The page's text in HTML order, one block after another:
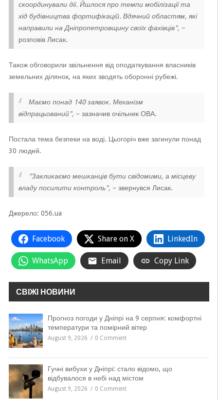
скоординували дії. Йшлося про темпи мобілізації та
хід будівництва фортифікацій. Вдячний областям, які
направили на Дніпропетровщину своїх фахівців", –
розповів Лисак.
Також обговорили звільнення від оподаткування власників
земельних ділянок, на яких зводять оборонні рубежі.
Маємо понад 140 заявок. Механізм
відпрацьований", – зазначив очільник ОВА.
Постала тема безпеки на воді. Цьогоріч вже загинули понад
30 людей.
"Закликаємо мешканців бути свідомими, а місцеву
владу посилити контроль", – звернувся Лисак.
Джерело: 056.ua
Facebook Share on X LinkedIn
WhatsApp Email Copy Link
СВІЖІ НОВИНИ
Прогноз погоди у Дніпрі на 9 серпня: комфортні
температури та помірний вітер
August 9, 2026 0 Comment
Гучні вибухи у Дніпрі: стало відомо, що
відбувалося в небі над містом
August 9, 2026 0 Comment